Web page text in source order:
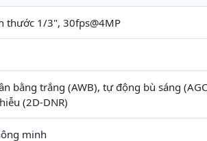
thước 1/3", 30fps@4MP
bằng trắng (AWB), tự động bù sáng
(2D-DNR)
minh